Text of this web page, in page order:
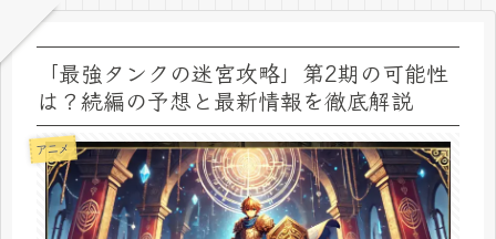
「最強タンクの迷宮攻略」第2期の可能性
は？続編の予想と最新情報を徹底解説
アニメ